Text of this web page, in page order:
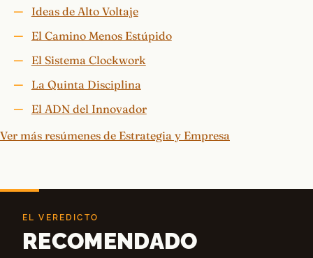
Ideas de Alto Voltaje
El Camino Menos Estúpido
El Sistema Clockwork
La Quinta Disciplina
El ADN del Innovador
Ver más resúmenes de Estrategia y Empresa
EL VEREDICTO
RECOMENDADO